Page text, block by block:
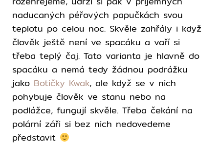
naducaných péřových papučkách svou
teplotu po celou noc. Skvěle zahřály i když
člověk ještě není ve spacáku a vaří si
třeba teplý čaj. Tato varianta je hlavně do
spacáku a nemá tedy žádnou podrážku
jako Botičky Kwak, ale když se v nich
pohybuje člověk ve stanu nebo na
podlážce, fungují skvěle. Třeba čekání na
polární záři si bez nich nedovedeme
představit